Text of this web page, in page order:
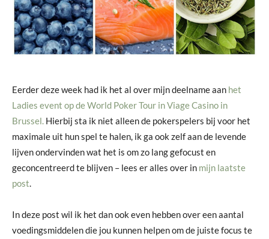
Eerder deze week had ik het al over mijn deelname aan het
Ladies event op de World Poker Tour in Viage Casino in
Brussel. Hierbij sta ik niet alleen de pokerspelers bij voor het
maximale uit hun spel te halen, ik ga ook zelf aan de levende
lijven ondervinden wat het is om zo lang gefocust en
geconcentreerd te blijven – lees er alles over in mijn laatste
post.
In deze post wil ik het dan ook even hebben over een aantal
voedingsmiddelen die jou kunnen helpen om de juiste focus te